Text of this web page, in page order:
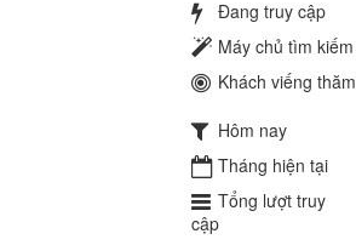
Đang truy cập
Máy chủ tìm kiếm
Khách viếng thăm
Hôm nay
Tháng hiện tại
Tổng lượt truy
cập